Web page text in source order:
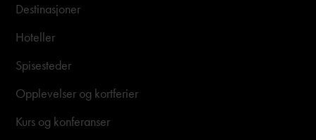
Destinasjoner
Hoteller
Spisesteder
Opplevelser og kortferier
Kurs og konferanser